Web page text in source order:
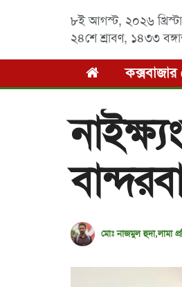
৮ই আগস্ট, ২০২৬
২৪শে শ্রাবণ, ১৪৩৩
কক্সবাজার
মোঃ নাজমুল হুদা,লামা